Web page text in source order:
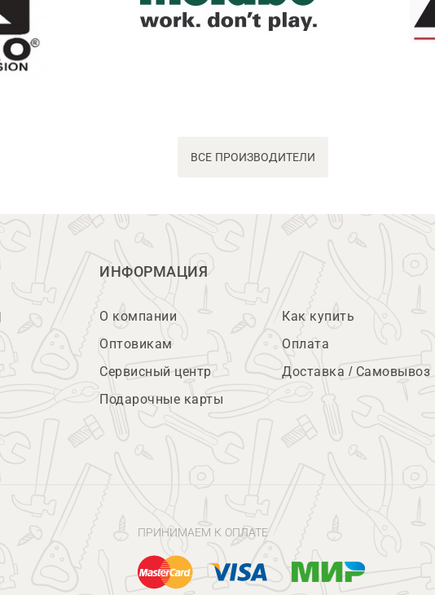
ВСЕ ПРОИЗВОДИТЕЛИ
ИНФОРМАЦИЯ
О компании
Оптовикам
Сервисный центр
Подарочные карты
Как купить
Оплата
Доставка / Самовывоз
ПРИНИМАЕМ К ОПЛАТЕ